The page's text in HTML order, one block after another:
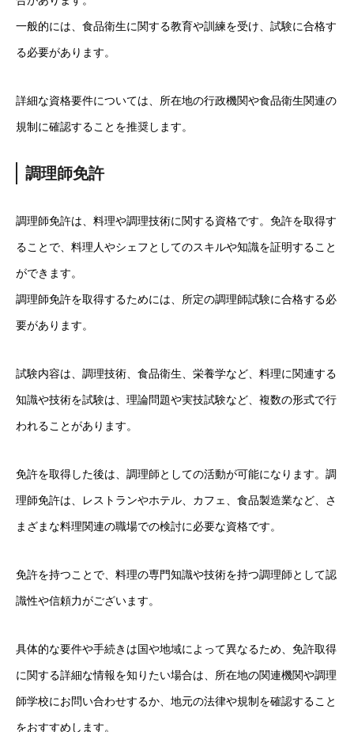
一般的には、食品衛生に関する教育や訓練を受け、試験に合格す
る必要があります。
詳細な資格要件については、所在地の行政機関や食品衛生関連の
規制に確認することを推奨します。
調理師免許
調理師免許は、料理や調理技術に関する資格です。免許を取得す
ることで、料理人やシェフとしてのスキルや知識を証明すること
ができます。
調理師免許を取得するためには、所定の調理師試験に合格する必
要があります。
試験内容は、調理技術、食品衛生、栄養学など、料理に関連する
知識や技術を試験は、理論問題や実技試験など、複数の形式で行
われることがあります。
免許を取得した後は、調理師としての活動が可能になります。調
理師免許は、レストランやホテル、カフェ、食品製造業など、さ
まざまな料理関連の職場での検討に必要な資格です。
免許を持つことで、料理の専門知識や技術を持つ調理師として認
識性や信頼力がございます。
具体的な要件や手続きは国や地域によって異なるため、免許取得
に関する詳細な情報を知りたい場合は、所在地の関連機関や調理
師学校にお問い合わせするか、地元の法律や規制を確認すること
をおすすめします。